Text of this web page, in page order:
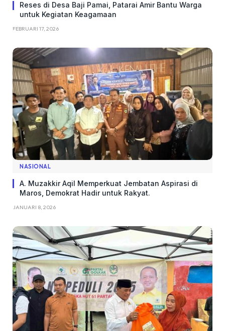
Reses di Desa Baji Pamai, Patarai Amir Bantu Warga
untuk Kegiatan Keagamaan
FEBRUARI 17, 2026
NASIONAL
A. Muzakkir Aqil Memperkuat Jembatan Aspirasi di
Maros, Demokrat Hadir untuk Rakyat.
JANUARI 8, 2026